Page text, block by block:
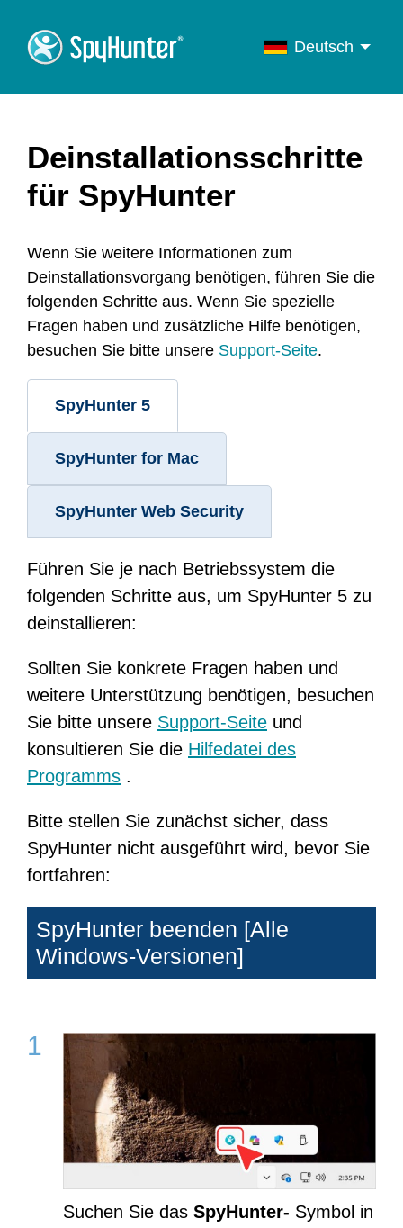
Deutsch
Italiano
Deinstallationsschritte
für SpyHunter
Wenn Sie weitere Informationen zum
Deinstallationsvorgang benötigen, führen Sie die
folgenden Schritte aus. Wenn Sie spezielle
Fragen haben und zusätzliche Hilfe benötigen,
besuchen Sie bitte unsere Support-Seite.
SpyHunter 5
SpyHunter for Mac
SpyHunter Web Security
Führen Sie je nach Betriebssystem die
folgenden Schritte aus, um SpyHunter 5 zu
deinstallieren:
Sollten Sie konkrete Fragen haben und
weitere Unterstützung benötigen, besuchen
Sie bitte unsere Support-Seite und
konsultieren Sie die Hilfedatei des
Programms .
Bitte stellen Sie zunächst sicher, dass
SpyHunter nicht ausgeführt wird, bevor Sie
fortfahren:
SpyHunter beenden [Alle
Windows-Versionen]
Suchen Sie das SpyHunter- Symbol in